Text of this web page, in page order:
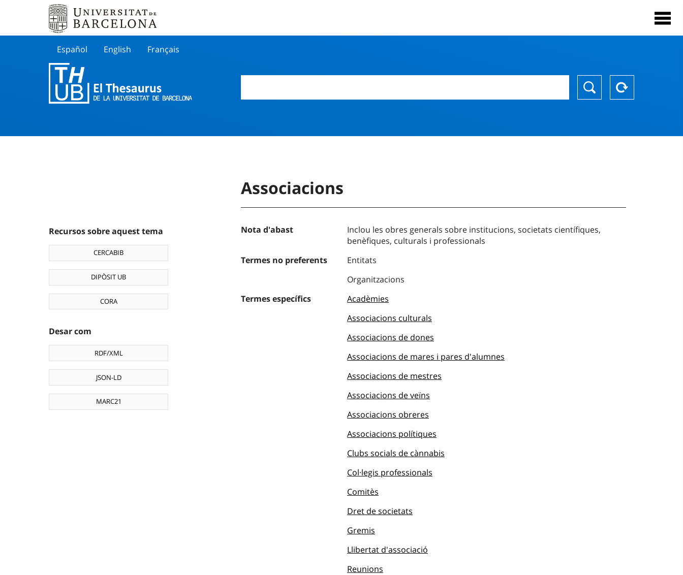
Español English Français
Recursos sobre aquest tema
CERCABIB
DIPÒSIT UB
CORA
Desar com
RDF/XML
JSON-LD
MARC21
Associacions
Nota d'abast
Inclou les obres generals sobre institucions, societats científiques,
benèfiques, culturals i professionals
Termes no preferents
Entitats
Organitzacions
Termes específics
Acadèmies
Associacions culturals
Associacions de dones
Associacions de mares i pares d'alumnes
Associacions de mestres
Associacions de veïns
Associacions obreres
Associacions polítiques
Clubs socials de cànnabis
Col·legis professionals
Comitès
Dret de societats
Gremis
Llibertat d'associació
Reunions